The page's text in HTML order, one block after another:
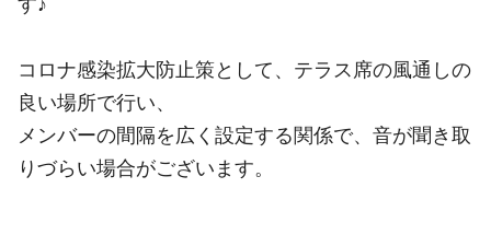
コロナ感染拡大防止策として、テラス席の風通しの
良い場所で行い、
メンバーの間隔を広く設定する関係で、音が聞き取
りづらい場合がございます。